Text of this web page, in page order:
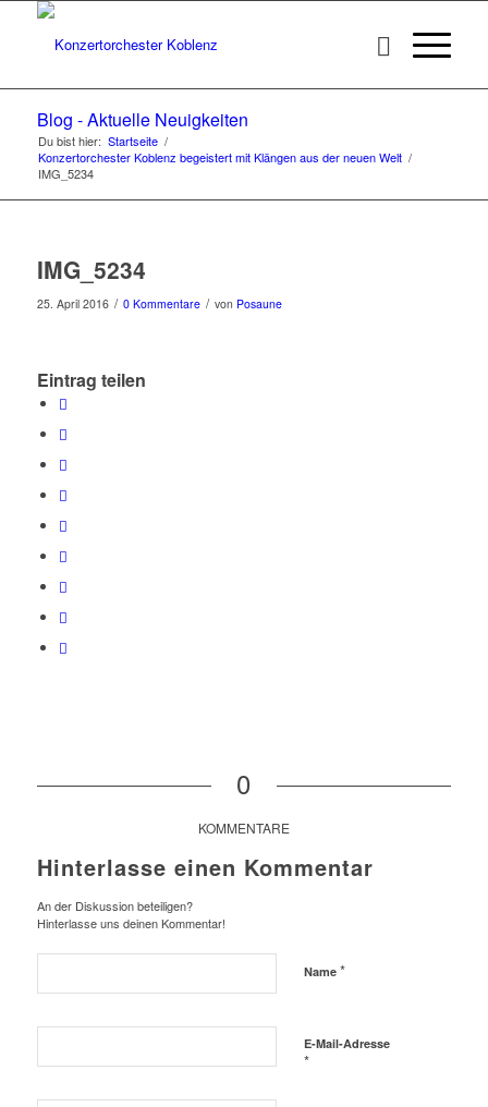
Blog - Aktuelle Neuigkeiten
Du bist hier: Startseite /
Konzertorchester Koblenz begeistert mit Klängen aus der neuen Welt /
IMG_5234
IMG_5234
25. April 2016 / 0 Kommentare / von Posaune
Eintrag teilen
0
KOMMENTARE
Hinterlasse einen Kommentar
An der Diskussion beteiligen?
Hinterlasse uns deinen Kommentar!
Name *
E-Mail-Adresse
*